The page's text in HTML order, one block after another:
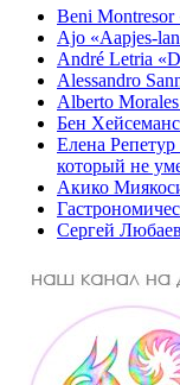
Beni
Ajo «Aapjes-
André Letria
Alessandro
Alberto
Бен
Елена
который не
Акико
Сергей